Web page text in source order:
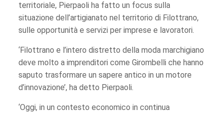
territoriale, Pierpaoli ha fatto un focus sulla
situazione dell’artigianato nel territorio di Filottrano,
sulle opportunità e servizi per imprese e lavoratori.
‘Filottrano e l’intero distretto della moda marchigiano
deve molto a imprenditori come Girombelli che hanno
saputo trasformare un sapere antico in un motore
d’innovazione’, ha detto Pierpaoli.
‘Oggi, in un contesto economico in continua